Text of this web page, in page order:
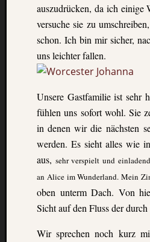
auszudrücken, da ich einige
versuche sie zu
schon. Ich bin mir sicher,
uns leichter fallen.
Unsere Gastfamilie ist sehr
fühlen uns sofort wohl. Sie
in denen wir die nächsten
werden. Es sieht alles wie
aus, sehr verspielt und
an Alice im Wunderland. Mein
oben unterm Dach. Von
Sicht auf den Fluss der
Wir sprechen noch kurz